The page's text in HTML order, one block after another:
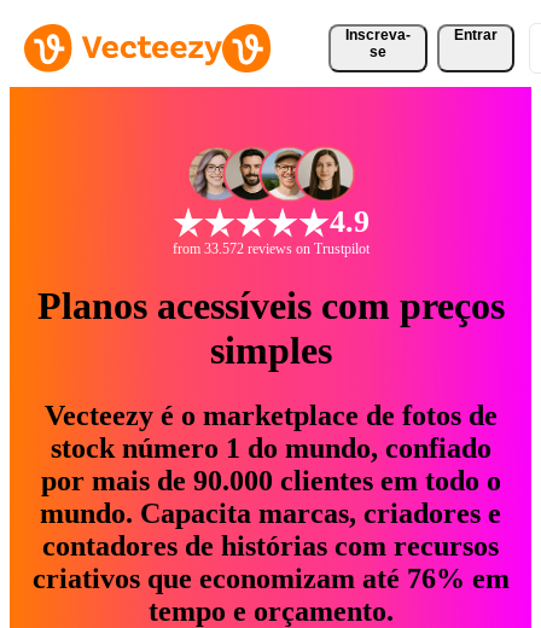
Inscreva-
se
Entrar
4.9
from 33.572 reviews on Trustpilot
Planos acessíveis com preços
simples
Vecteezy é o marketplace de fotos de
stock número 1 do mundo, confiado
por mais de 90.000 clientes em todo o
mundo. Capacita marcas, criadores e
contadores de histórias com recursos
criativos que economizam até 76% em
tempo e orçamento.